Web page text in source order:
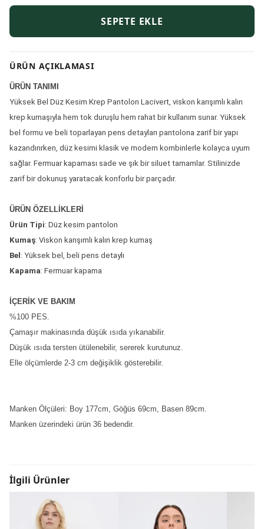
SEPETE EKLE
ÜRÜN AÇIKLAMASI
ÜRÜN TANIMI
Yüksek Bel Düz Kesim Krep Pantolon Lacivert, viskon karışımlı kalın
krep kumaşıyla hem tok duruşlu hem rahat bir kullanım sunar. Yüksek
bel formu ve beli toparlayan pens detayları pantolona zarif bir yapı
kazandırırken, düz kesimi klasik ve modern kombinlerle kolayca uyum
sağlar. Fermuar kapaması sade ve şık bir siluet tamamlar. Stilinizde
zarif bir dokunuş yaratacak konforlu bir parçadır.
ÜRÜN ÖZELLİKLERİ
Ürün Tipi: Düz kesim pantolon
Kumaş: Viskon karışımlı kalın krep kumaş
Bel : Yüksek bel, beli pens detaylı
Kapama: Fermuar kapama
İÇERİK VE BAKIM
%100 PES.
Çamaşır makinasında düşük ısıda yıkanabilir.
Düşük ısıda tersten ütülenebilir, sererek kurutunuz.
Elle ölçümlerde 2-3 cm değişiklik gösterebilir.
Manken Ölçüleri: Boy 177cm, Göğüs 69cm, Basen 89cm.
Manken üzerindeki ürün 36 bedendir.
İlgili Ürünler